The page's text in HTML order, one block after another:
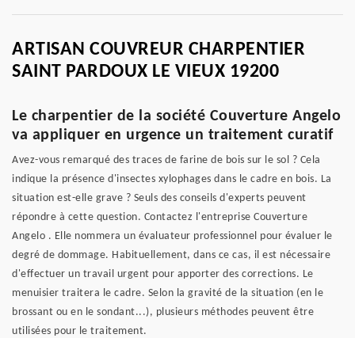
ARTISAN COUVREUR CHARPENTIER
SAINT PARDOUX LE VIEUX 19200
Le charpentier de la société Couverture Angelo
va appliquer en urgence un traitement curatif
Avez-vous remarqué des traces de farine de bois sur le sol ? Cela
indique la présence d'insectes xylophages dans le cadre en bois. La
situation est-elle grave ? Seuls des conseils d'experts peuvent
répondre à cette question. Contactez l'entreprise Couverture
Angelo . Elle nommera un évaluateur professionnel pour évaluer le
degré de dommage. Habituellement, dans ce cas, il est nécessaire
d'effectuer un travail urgent pour apporter des corrections. Le
menuisier traitera le cadre. Selon la gravité de la situation (en le
brossant ou en le sondant...), plusieurs méthodes peuvent être
utilisées pour le traitement.